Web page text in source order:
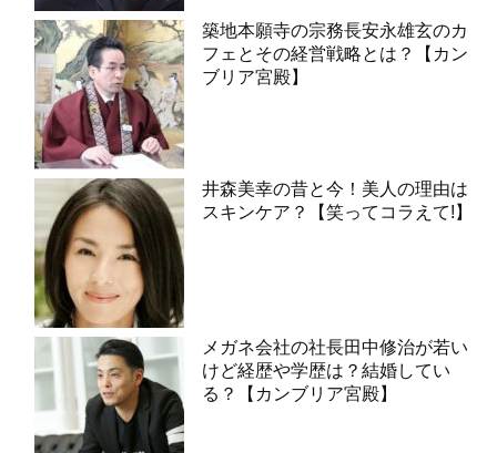
築地本願寺の宗務長安永雄玄のカ
フェとその経営戦略とは？【カン
ブリア宮殿】
井森美幸の昔と今！美人の理由は
スキンケア？【笑ってコラえて!】
メガネ会社の社長田中修治が若い
けど経歴や学歴は？結婚してい
る？【カンブリア宮殿】